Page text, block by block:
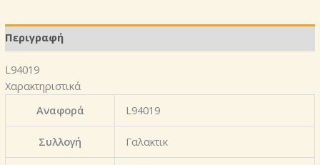
Περιγραφή
L94019
Χαρακτηριστικά
Αναφορά
L94019
Συλλογή Γαλακτικ